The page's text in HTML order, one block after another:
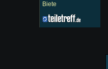
Biete